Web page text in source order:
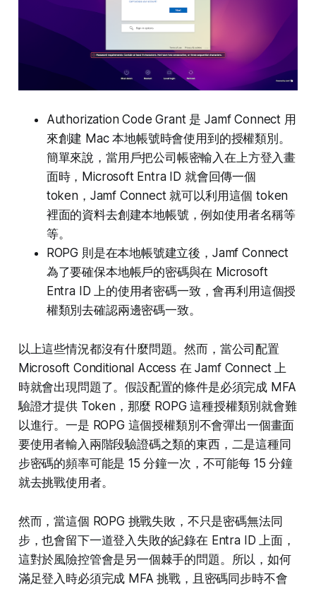
Authorization Code Grant 是 Jamf Connect 用
來創建 Mac 本地帳號時會使用到的授權類別。
簡單來說，當用戶把公司帳密輸入在上方登入畫
面時，Microsoft Entra ID 就會回傳一個
token，Jamf Connect 就可以利用這個 token
裡面的資料去創建本地帳號，例如使用者名稱等
等。
ROPG 則是在本地帳號建立後，Jamf Connect
為了要確保本地帳戶的密碼與在 Microsoft
Entra ID 上的使用者密碼一致，會再利用這個授
權類別去確認兩邊密碼一致。
以上這些情況都沒有什麼問題。然而，當公司配置
Microsoft Conditional Access 在 Jamf Connect 上
時就會出現問題了。假設配置的條件是必須完成 MFA
驗證才提供 Token，那麼 ROPG 這種授權類別就會難
以進行。一是 ROPG 這個授權類別不會彈出一個畫面
要使用者輸入兩階段驗證碼之類的東西，二是這種同
步密碼的頻率可能是 15 分鐘一次，不可能每 15 分鐘
就去挑戰使用者。
然而，當這個 ROPG 挑戰失敗，不只是密碼無法同
步，也會留下一道登入失敗的紀錄在 Entra ID 上面，
這對於風險控管會是另一個棘手的問題。所以，如何
滿足登入時必須完成 MFA 挑戰，且密碼同步時不會